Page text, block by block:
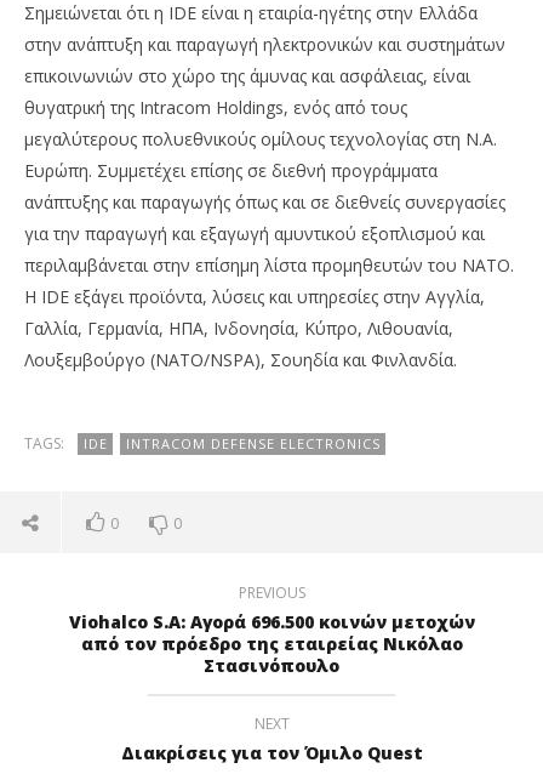
Σημειώνεται ότι η IDE είναι η εταιρία-ηγέτης στην Ελλάδα
στην ανάπτυξη και παραγωγή ηλεκτρονικών και συστημάτων
επικοινωνιών στο χώρο της άμυνας και ασφάλειας, είναι
θυγατρική της Intracom Holdings, ενός από τους
μεγαλύτερους πολυεθνικούς ομίλους τεχνολογίας στη Ν.Α.
Ευρώπη. Συμμετέχει επίσης σε διεθνή προγράμματα
ανάπτυξης και παραγωγής όπως και σε διεθνείς συνεργασίες
για την παραγωγή και εξαγωγή αμυντικού εξοπλισμού και
περιλαμβάνεται στην επίσημη λίστα προμηθευτών του ΝΑΤΟ.
Η IDE εξάγει προϊόντα, λύσεις και υπηρεσίες στην Αγγλία,
Γαλλία, Γερμανία, ΗΠΑ, Ινδονησία, Κύπρο, Λιθουανία,
Λουξεμβούργο (NATO/NSPA), Σουηδία και Φινλανδία.
TAGS: IDE INTRACOM DEFENSE ELECTRONICS
0 0
PREVIOUS
Viohalco S.A: Αγορά 696.500 κοινών μετοχών
από τον πρόεδρο της εταιρείας Νικόλαο
Στασινόπουλο
NEXT
Διακρίσεις για τον Όμιλο Quest